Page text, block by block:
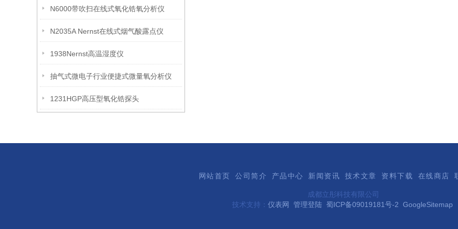
N6000带吹扫在线式氧化锆氧分析仪
N2035A Nernst在线式烟气酸露点仪
1938Nernst高温湿度仪
抽气式微电子行业便捷式微量氧分析仪
1231HGP高压型氧化锆探头
网站首页 公司简介 产品中心 新闻资讯 技术文章 资料下载 在线商店
成都立彤科技有限公司
技术支持： 仪表网 管理登陆 蜀ICP备09019181号-2 GoogleSitemap